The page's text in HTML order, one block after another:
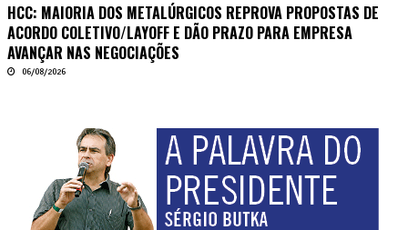
HCC: MAIORIA DOS METALÚRGICOS REPROVA PROPOSTAS DE
ACORDO COLETIVO/LAYOFF E DÃO PRAZO PARA EMPRESA
AVANÇAR NAS NEGOCIAÇÕES
06/08/2026